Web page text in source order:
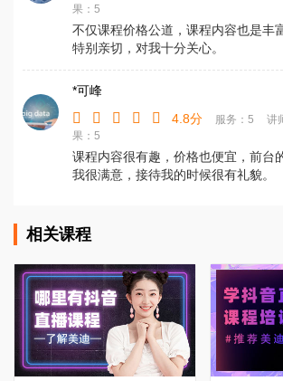
果：5
不仅课程价格公道，课程内容也是丰
特别亲切，对我十分关心。
*可峰
4.8分
服务：5 讲
果：5
课程内容很有趣，价格也便宜，前台
我很满意，接待我的时候很有礼貌。
相关课程